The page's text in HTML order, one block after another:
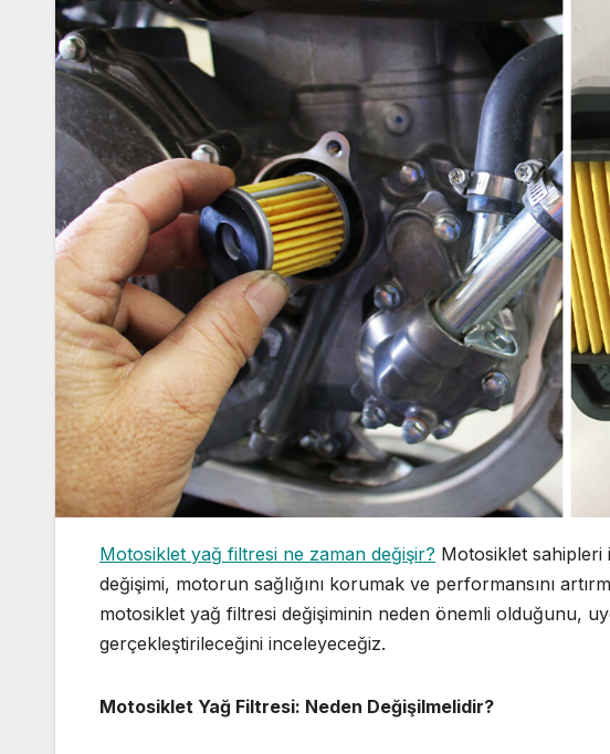
Motosiklet yağ filtresi ne zaman değişir? Motosiklet sahipleri
değişimi, motorun sağlığını korumak ve performansını
motosiklet yağ filtresi değişiminin neden önemli olduğunu,
gerçekleştirileceğini inceleyeceğiz.
Motosiklet Yağ Filtresi: Neden Değişilmelidir?